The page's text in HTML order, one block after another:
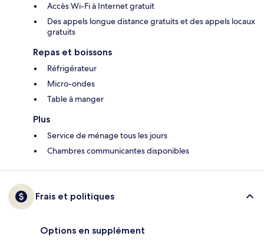
Accès Wi-Fi à Internet gratuit
Des appels longue distance gratuits et des appels locaux
gratuits
Repas et boissons
Réfrigérateur
Micro-ondes
Table à manger
Plus
Service de ménage tous les jours
Chambres communicantes disponibles
Frais et politiques
Options en supplément